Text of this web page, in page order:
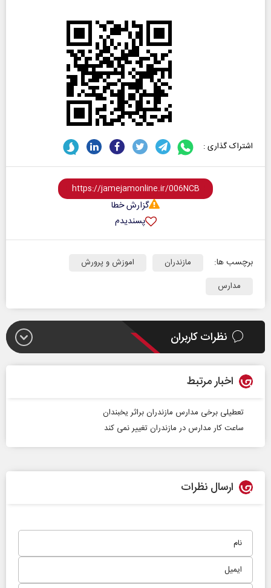
اشتراک گذاری :
گزارش خطا
پسندیدم
برچسب ها: مازندران
اموزش و پرورش
مدارس
نظرات کاربران
اخبار مرتبط
تعطیلی برخی مدارس مازندران براثر یخبندان
ساعت کار مدارس در مازندران تغییر نمی کند
ارسال نظرات